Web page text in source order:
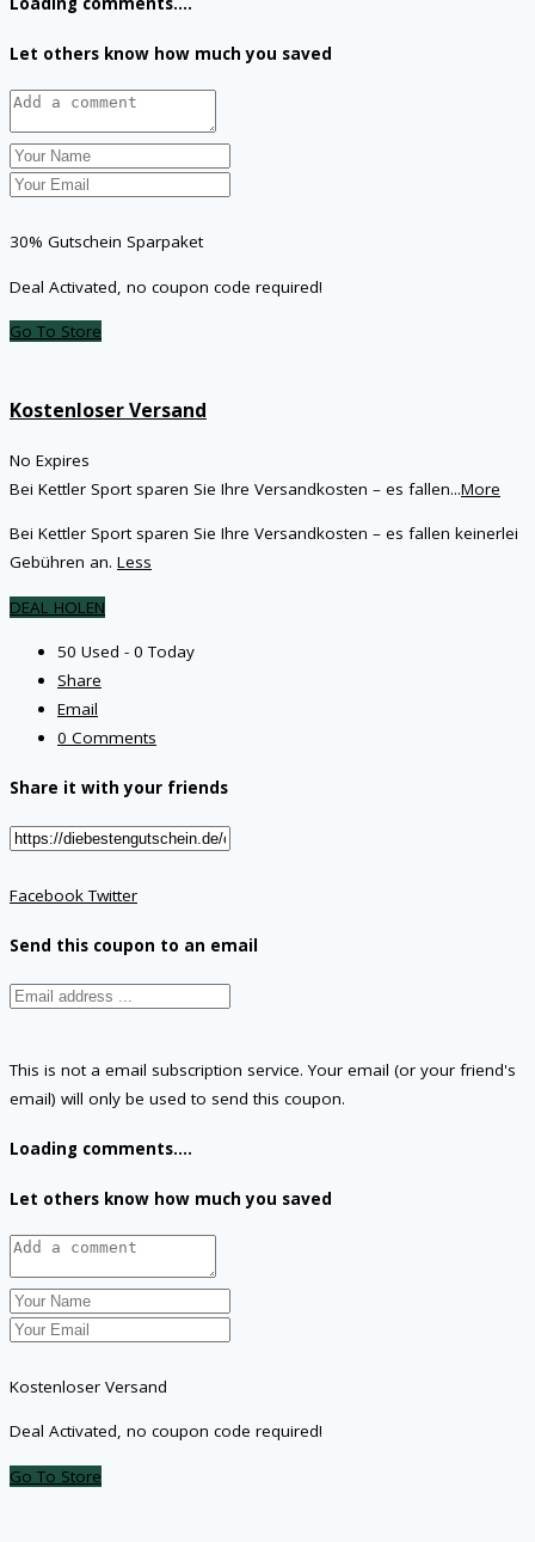
Let others know how much you saved
30% Gutschein Sparpaket
Deal Activated, no coupon code required!
Go To Store
Kostenloser Versand
No Expires
Bei Kettler Sport sparen Sie Ihre Versandkosten – es fallen...More
Bei Kettler Sport sparen Sie Ihre Versandkosten – es fallen keinerlei
Gebühren an. Less
DEAL HOLEN
50 Used - 0 Today
Share
Email
0 Comments
Share it with your friends
FacebookTwitter
Send this coupon to an email
This is not a email subscription service. Your email (or your friend's
email) will only be used to send this coupon.
Loading comments....
Let others know how much you saved
Kostenloser Versand
Deal Activated, no coupon code required!
Go To Store